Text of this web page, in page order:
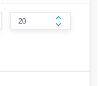
form.increase-